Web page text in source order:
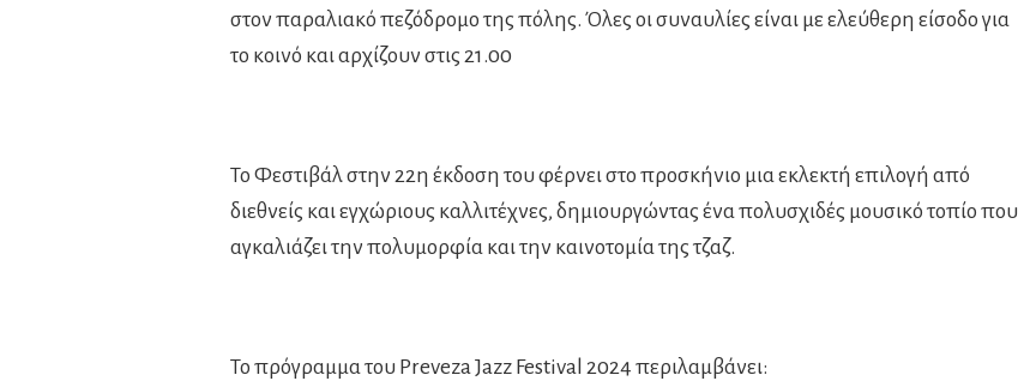
στον παραλιακό πεζόδρομο της πόλης. Όλες οι συναυλίες είναι με ελεύθερη είσοδο για
το κοινό και αρχίζουν στις 21.00
Το Φεστιβάλ στην 22η έκδοση του φέρνει στο προσκήνιο μια εκλεκτή επιλογή από
διεθνείς και εγχώριους καλλιτέχνες, δημιουργώντας ένα πολυσχιδές μουσικό τοπίο που
αγκαλιάζει την πολυμορφία και την καινοτομία της τζαζ.
Το πρόγραμμα του Preveza Jazz Festival 2024 περιλαμβάνει: